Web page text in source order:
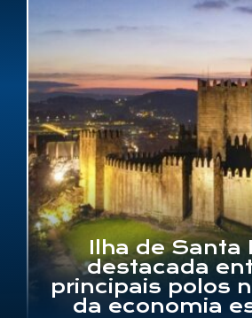
“No espaço, há
para todos”:
açoriana leva
inovação à final
do